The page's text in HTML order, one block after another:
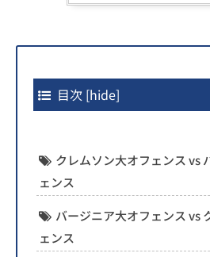
目次 [hide]
クレムソン大オフェンス vs
ェンス
バージニア大オフェンス vs
ェンス